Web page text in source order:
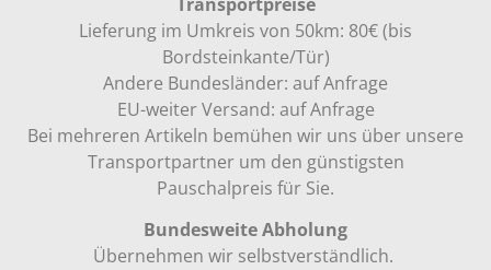
Lieferung im Umkreis von 50km: 80€ (bis
Bordsteinkante/Tür)
Andere Bundesländer: auf Anfrage
EU-weiter Versand: auf Anfrage
Bei mehreren Artikeln bemühen wir uns über unsere
Transportpartner um den günstigsten
Pauschalpreis für Sie.
Bundesweite Abholung
Übernehmen wir selbstverständlich.